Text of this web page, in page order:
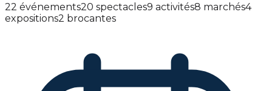
22 événements20 spectacles9 activités8 marchés4
expositions2 brocantes